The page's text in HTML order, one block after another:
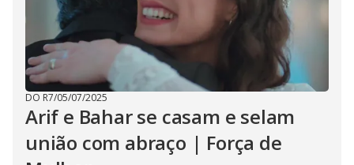
DO R7/05/07/2025
Arif e Bahar se casam e selam
união com abraço | Força de